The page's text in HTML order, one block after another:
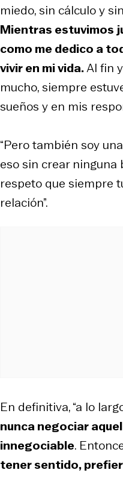
miedo, sin cálculo y
Mientras estuvimos
como me dedico a
vivir en mi vida.Al fin
mucho, siempre
sueños y en mis
“Pero también soy
eso sin crear ninguna
respeto que siempre
relación”.
En definitiva, “a lo
nunca negociar
innegociable.
tener sentido,